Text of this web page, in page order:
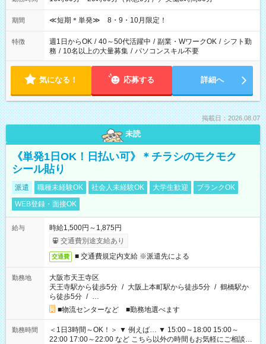
期間 ≪短期＊単発≫ 8・9・10月限定！
特徴 週1日からOK / 40～50代活躍中 / 副業・WワークOK / シフト勤
務 / 10名以上の大量募集 / パソコンスキル不要
気になる！ 応募する 詳細へ
掲載日：2026.08.07
未読
《単発1日OK！日払い可》＊チラシのモクモク
シール貼り
派遣 職種未経験OK 社会人未経験OK 大学生歓迎
ブランクOK
WEB登録・面接OK
給与
時給1,500円～1,875円
交通費別途支給あり
交通費 ■ 交通費規定内支給 ※派遣先による
勤務地
大阪市天王寺区
天王寺駅から徒歩5分 / 大阪上本町駅から徒歩5分 / 鶴橋駅か
ら徒歩5分 / …
■物流センターなど ■勤務地選べます
勤務時間
＜1日3時間～OK！＞ ▼ 例えば… ▼ 15:00～18:00 15:00～
22:00 17:00～22:00 など こちら以外の時間もお気軽にご相談く